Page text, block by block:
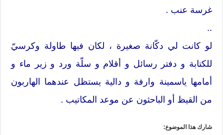
غرسة عنب .
..
لو كانت لي دكّانة صغيرة ، لكان فيها طاولة وكرسيّ
للكتابة و دفتر رسائل و أقلام و سلّة ورد و زير ماء و
أمامها ياسمينة وارفة و دالية يستظل عندهما الهاربون
من القيظ أو الباحثون عن موعد المكاتيب .
شارك هذا الموضوع: